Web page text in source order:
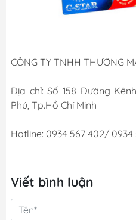
CÔNG TY TNHH THƯƠNG
Địa chỉ: Số 158 Đường
Phú, Tp.Hồ Chí Minh
Hotline: 0934 567 402/ 0934
Viết bình luận